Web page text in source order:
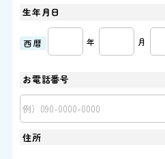
生年月日
西暦 年 月
お電話番号
住所